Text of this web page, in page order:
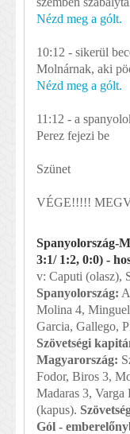
Nézd meg a gólt.
10:12 - sikerül
Molnárnak, aki
Nézd meg a gólt.
11:12 - a
Perez fejezi be
Szünet
VÉGE!!!!!
Spanyolország-
3:1/ 1:2, 0:0) -
v: Caputi (olasz),
Spanyolország:
Molina 4,
Garcia, Gallego,
Szövetségi
Magyarország:
Fodor, Biros 3,
Madaras 3,
(kapus).
Gól -